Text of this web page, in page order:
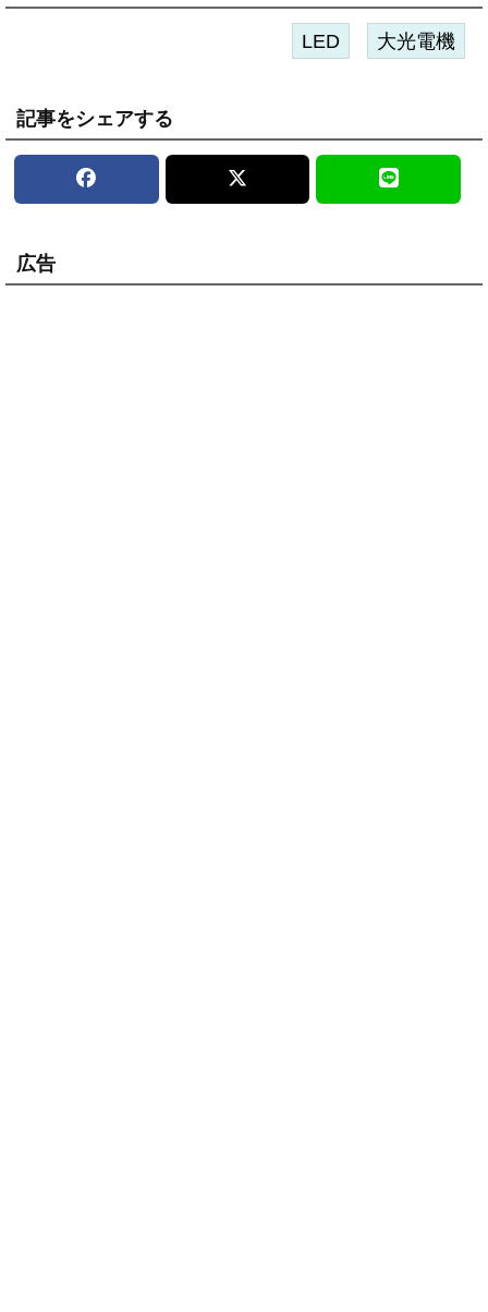
LED 大光電機
記事をシェアする
広告